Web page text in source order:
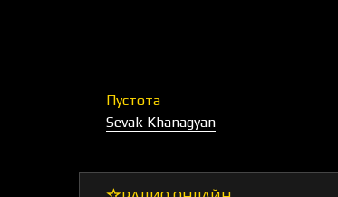
Пустота
Sevak Khanagyan